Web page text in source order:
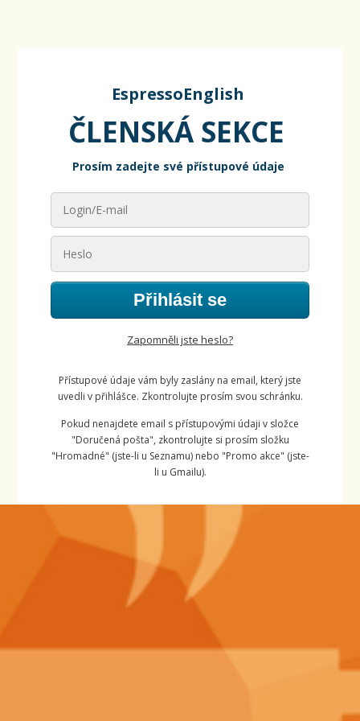
EspressoEnglish
ČLENSKÁ SEKCE
Prosím zadejte své přístupové údaje
Přihlásit se
Zapomněli jste heslo?
Přístupové údaje vám byly zaslány na email, který jste
uvedli v přihlášce. Zkontrolujte prosím svou schránku.
Pokud nenajdete email s přístupovými údaji v složce
"Doručená pošta", zkontrolujte si prosím složku
"Hromadné" (jste-li u Seznamu) nebo "Promo akce" (jste-
li u Gmailu).